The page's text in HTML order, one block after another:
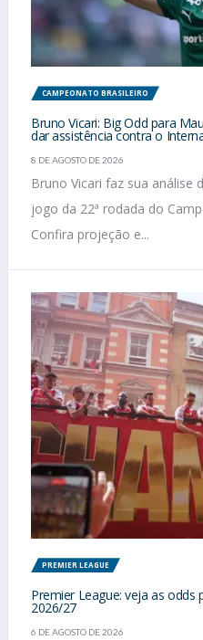
CAMPEONATO BRASILEIRO
Bruno Vicari: Big Odd para
dar assistência contra o
8 DE AGOSTO DE 2026
Bruno Vicari faz sua análise
jogo da 22ª rodada do
Confira projeção e...
PREMIER LEAGUE
Premier League: veja as
2026/27
6 DE AGOSTO DE 2026